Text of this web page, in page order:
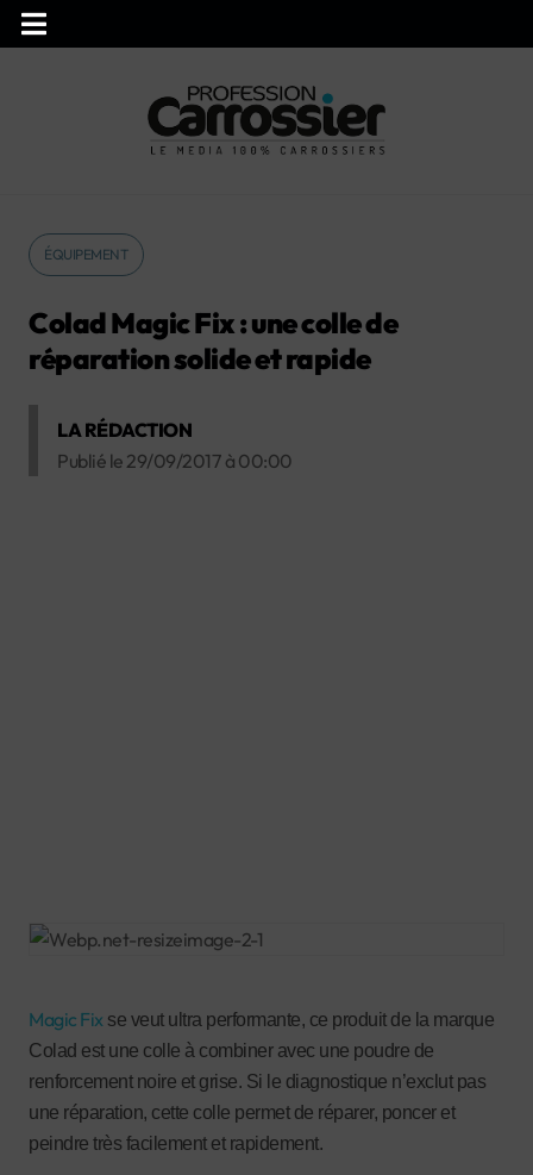
ÉQUIPEMENT
Colad Magic Fix : une colle de
réparation solide et rapide
LA RÉDACTION
Publié le 29/09/2017 à 00:00
Magic Fix se veut ultra performante, ce produit de la marque
Colad est une colle à combiner avec une poudre de
renforcement noire et grise. Si le diagnostique n’exclut pas
une réparation, cette colle permet de réparer, poncer et
peindre très facilement et rapidement.